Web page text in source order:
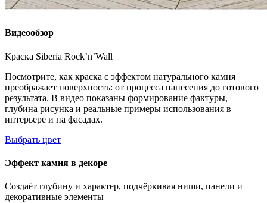
Видеообзор
Краска Siberia Rock’n’Wall
Посмотрите, как краска с эффектом натурального камня
преображает поверхность: от процесса нанесения до готового
результата. В видео показаны формирование фактуры,
глубина рисунка и реальные примеры использования в
интерьере и на фасадах.
Выбрать цвет
Эффект камня в декоре
Создаёт глубину и характер, подчёркивая ниши, панели и
декоративные элементы